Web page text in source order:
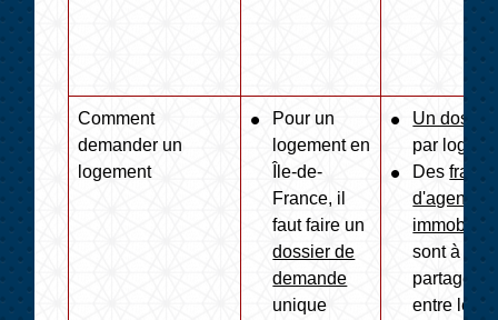
Comment
demander un
logement
Pour un
logement en
Île-de-
France, il
faut faire un
dossier de
demande
unique
Un dossier
par
Desfrais
d'agence
sont à
partager
entre le